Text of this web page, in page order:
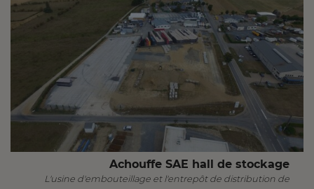
Achouffe SAE hall de stockage
L'usine d'embouteillage et l'entrepôt de distribution de